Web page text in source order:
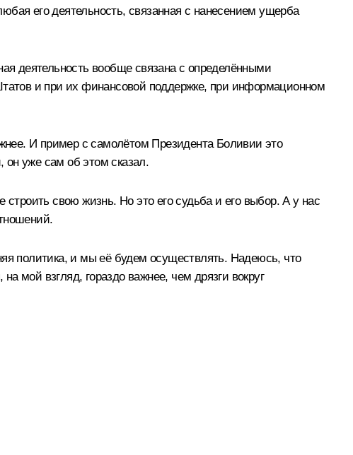
его деятельность, связанная с нанесением ущерба
деятельность вообще связана с определёнными
и при их финансовой поддержке, при информационном
И пример с самолётом Президента Боливии это
он уже сам об этом сказал.
свою жизнь. Но это его судьба и его выбор. А у нас
политика, и мы её будем осуществлять. Надеюсь, что
мой взгляд, гораздо важнее, чем дрязги вокруг